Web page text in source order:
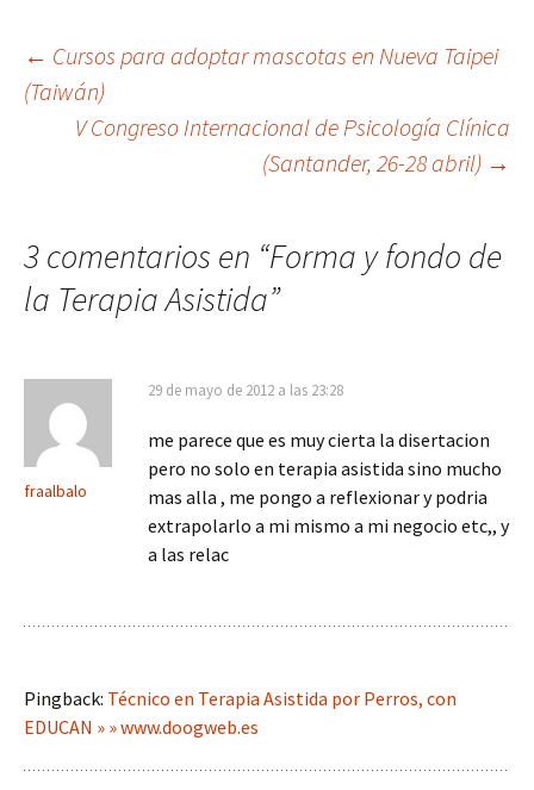
Navegación
← Cursos para adoptar mascotas en Nueva Taipei
(Taiwán)
V Congreso Internacional de Psicología Clínica
(Santander, 26-28 abril) →
3 comentarios en “Forma y fondo de
la Terapia Asistida”
fraalbalo
29 de mayo de 2012 a las 23:28
me parece que es muy cierta la disertacion
pero no solo en terapia asistida sino mucho
mas alla , me pongo a reflexionar y podria
extrapolarlo a mi mismo a mi negocio etc,, y
a las relac
Pingback: Técnico en Terapia Asistida por Perros, con
EDUCAN » » www.doogweb.es